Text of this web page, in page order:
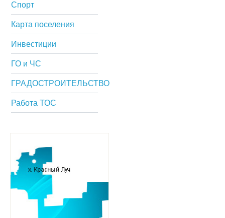
Спорт
Карта поселения
Инвестиции
ГО и ЧС
ГРАДОСТРОИТЕЛЬСТВО
Работа ТОС